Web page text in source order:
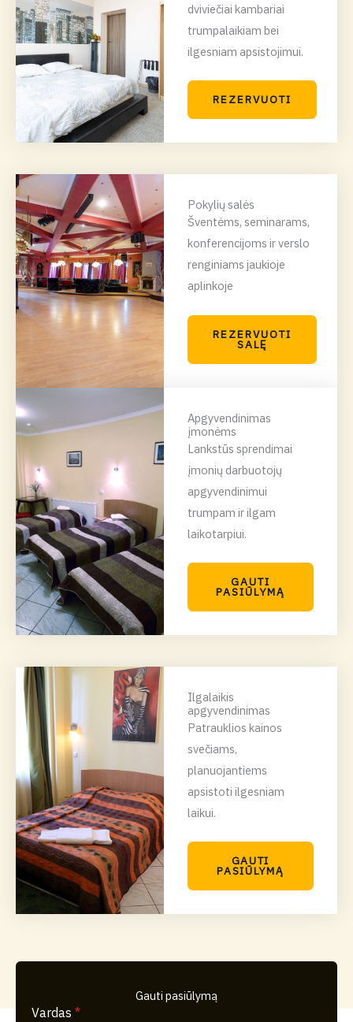
dviviečiai kambariai
trumpalaikiam bei
ilgesniam apsistojimui.
REZERVUOTI
Pokylių salės
Šventėms, seminarams,
konferencijoms ir verslo
renginiams jaukioje
aplinkoje
REZERVUOTI
SALĘ
Apgyvendinimas
įmonėms
Lankstūs sprendimai
įmonių darbuotojų
apgyvendinimui
trumpam ir ilgam
laikotarpiui.
GAUTI
PASIŪLYMĄ
Ilgalaikis
apgyvendinimas
Patrauklios kainos
svečiams,
planuojantiems
apsistoti ilgesniam
laikui.
GAUTI
PASIŪLYMĄ
Gauti pasiūlymą
Vardas *